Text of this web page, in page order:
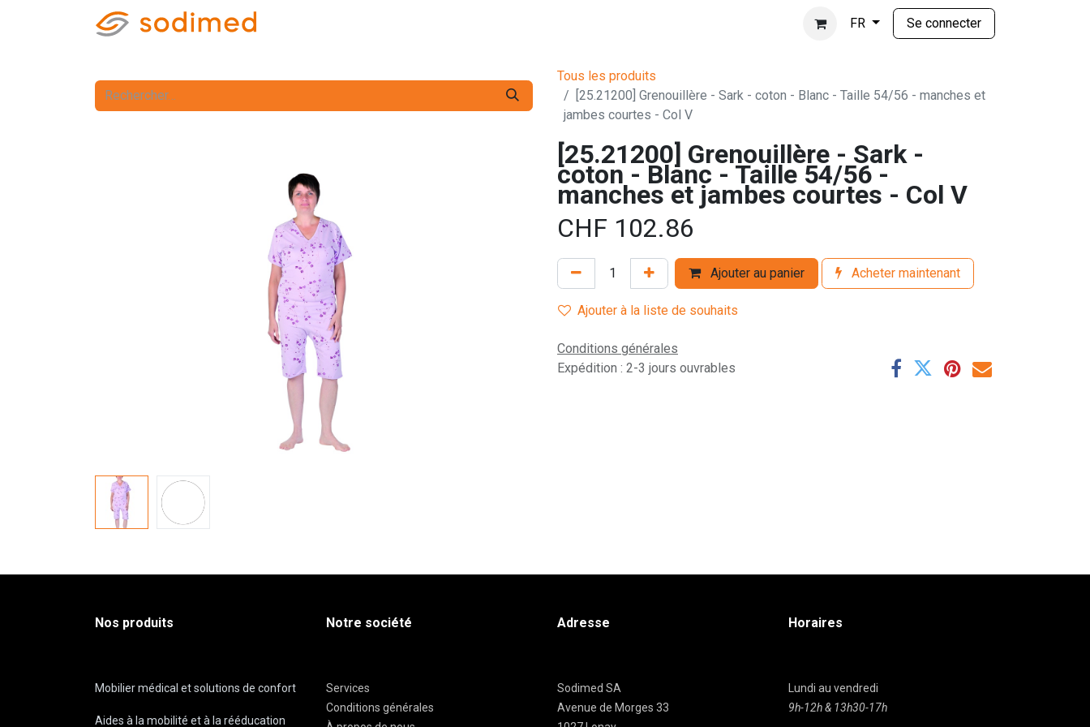
FR Se connecter
Tous les produits
[25.21200] Grenouillère - Sark - coton - Blanc - Taille 54/56 - manches et
jambes courtes - Col V
[25.21200] Grenouillère - Sark -
coton - Blanc - Taille 54/56 -
manches et jambes courtes - Col V
CHF 102.86
Ajouter au panier Acheter maintenant
Ajouter à la liste de souhaits
Conditions générales
Expédition : 2-3 jours ouvrables
Nos produits
Mobilier médical et solutions de confort
Aides à la mobilité et à la rééducation
Notre société
Services
Conditions générales
Adresse
Sodimed SA
Avenue de Morges 33
Horaires
Lundi au vendredi
9h-12h & 13h30-17h